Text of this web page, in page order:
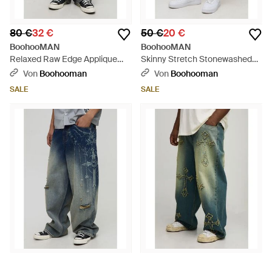
80 €32 €
BoohooMAN
Relaxed Raw Edge Applique
Denim Jeans - Schwarz
Von Boohooman
SALE
50 €20 €
BoohooMAN
Skinny Stretch Stonewashed
Blue Jeans - Blau
Von Boohooman
SALE